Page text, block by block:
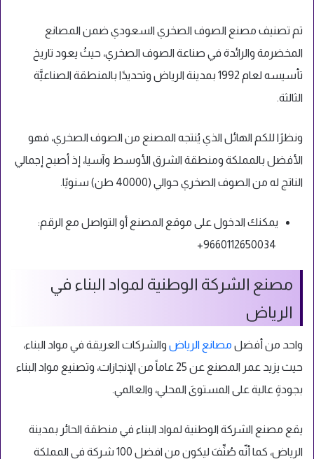
تم تصنيف مصنع الصوف الصخري السعودي ضمن المصانع
المخضرمة والرائدة في صناعة الصوف الصخري، حيثُ يعود تاريخ
تأسيسه لعام 1992 بمدينة الرياض وتحديدًا بالمنطقة الصناعيَّة
الثالثة.
ونظرًا للكم الهائل الذي يُنتجه المصنع من الصوف الصخري، فهو
الأفضل بالمملكة ومنطقة الشرق الأوسط وآسيا، إذ أصبح إجمالي
الناتج له من الصوف الصخري حوالي (40000 طن) سنويًا.
يمكنك الدخول على موقع المصنع أو التواصل مع الرقم:
مصنع الشركة الوطنية لمواد البناء في
الرياض
واحد من أفضل مصانع الرياض والشركات العريقة في مواد البناء،
حيث يزيد عمر المصنع عن 25 عاماً من الإنجازات، وتصنيع مواد البناء
بجودةٍ عالية على المستوىَ المحلي، والعالمي.
يقع مصنع الشركة الوطنية لمواد البناء في منطقة الحائر بمدينة
الرياض، كما أنّه صُنِّفَ ليكون من افضل 100 شركة في المملكة